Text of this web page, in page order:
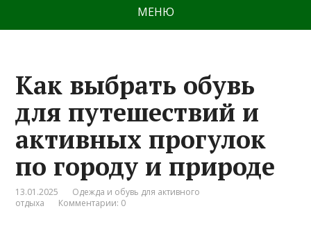
МЕНЮ
Как выбрать обувь
для путешествий и
активных прогулок
по городу и природе
13.01.2025
Одежда и обувь для активного
отдыха
Комментарии: 0